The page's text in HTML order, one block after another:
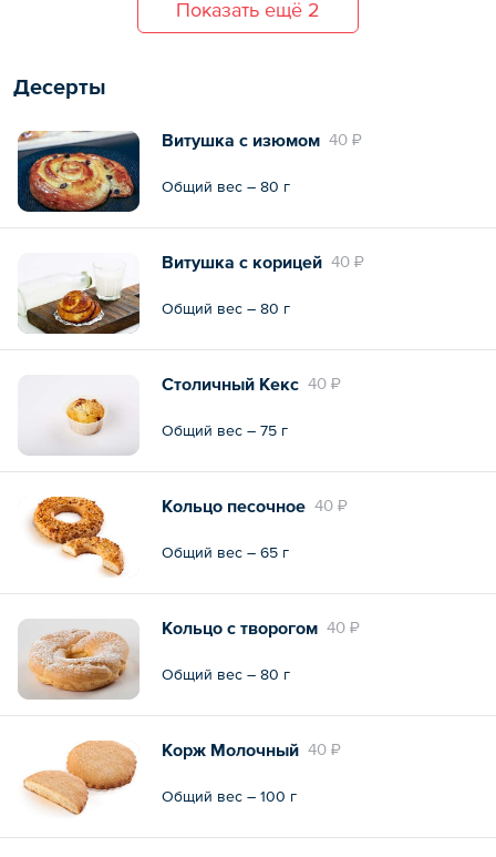
Показать ещё 2
Десерты
40 ₽
Витушка с изюмом
Общий вес – 80 г
40 ₽
Витушка с корицей
Общий вес – 80 г
40 ₽
Столичный Кекс
Общий вес – 75 г
40 ₽
Кольцо песочное
Общий вес – 65 г
40 ₽
Кольцо с творогом
Общий вес – 80 г
40 ₽
Корж Молочный
Общий вес – 100 г